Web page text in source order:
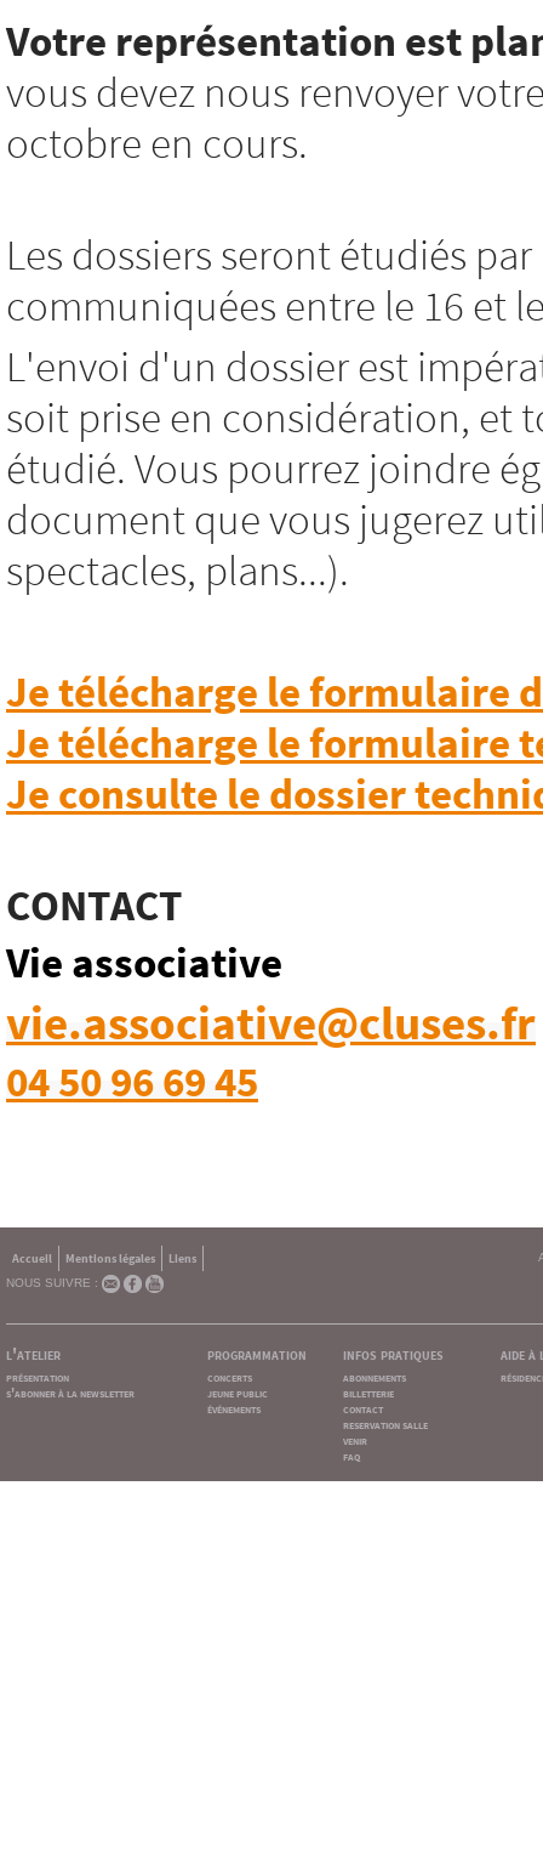
Votre représentation est
vous devez nous renvoyer
octobre en cours.
Les dossiers seront étudiés
communiquées entre le 16 et
L'envoi d'un dossier est
soit prise en considération, et
étudié. Vous pourrez joindre
document que vous jugerez
spectacles, plans...).
Je télécharge le formulaire
Je télécharge le formulaire
Je consulte le dossier
CONTACT
Vie associative
vie.associative@cluses.fr
04 50 96 69 45
Accueil Mentions légales
Liens
NOUS SUIVRE :
l'atelier
présentation
s'abonner à la newsletter
programmation
concerts
jeune public
événements
infos pratiques
abonnements
billetterie
contact
reservation salle
venir
faq
aide